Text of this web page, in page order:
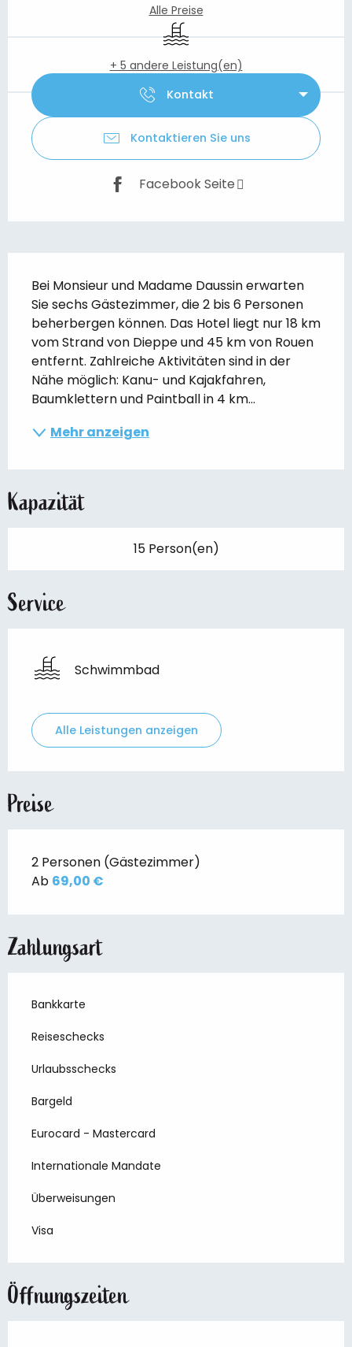
Alle Preise
Schwimmbad
+ 5 andere Leistung(en)
Kontakt
Kontaktieren Sie uns
Facebook Seite
Bei Monsieur und Madame Daussin erwarten
Sie sechs Gästezimmer, die 2 bis 6 Personen
beherbergen können. Das Hotel liegt nur 18 km
vom Strand von Dieppe und 45 km von Rouen
entfernt. Zahlreiche Aktivitäten sind in der
Nähe möglich: Kanu- und Kajakfahren,
Baumklettern und Paintball in 4 km...
Mehr anzeigen
Kapazität
15 Person(en)
Service
Schwimmbad
Alle Leistungen anzeigen
Preise
2 Personen (Gästezimmer)
Ab 69,00 €
Zahlungsart
Bankkarte
Reiseschecks
Urlaubsschecks
Bargeld
Eurocard - Mastercard
Internationale Mandate
Überweisungen
Visa
Öffnungszeiten